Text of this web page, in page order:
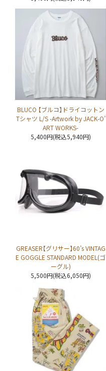
BLUCO 【ブルコ】ドライコットン
Tシャツ L/S -Artwork by JACK-O’
ART WORKS-
5,400円(税込5,940円)
GREASER【グリサー】60’s VINTAG
E GOGGLE STANDARD MODEL(ゴ
ーグル)
5,500円(税込6,050円)